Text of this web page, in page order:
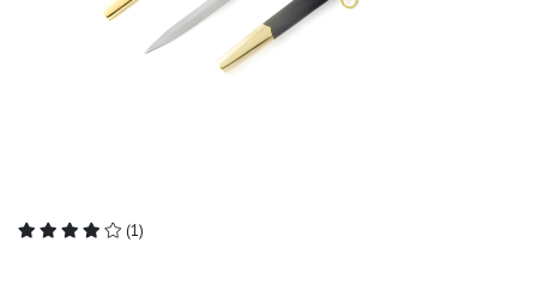
(1)